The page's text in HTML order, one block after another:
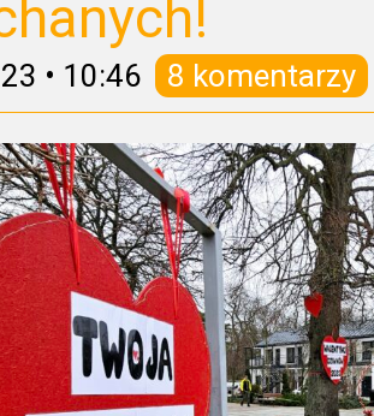
• 10:46 8 komentarzy